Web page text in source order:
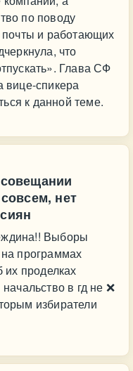
по поводу
почты и работающих
что
Глава СФ
вице-спикера
к данной теме.
нет
Выборы
программах
проделках
в гд не ❌
избиратели